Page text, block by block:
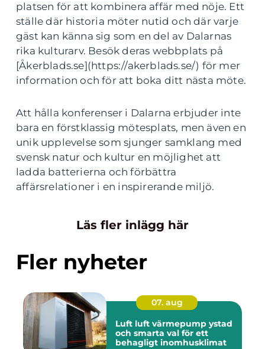
platsen för att kombinera affär med nöje. Ett
ställe där historia möter nutid och där varje
gäst kan känna sig som en del av Dalarnas
rika kulturarv. Besök deras webbplats på
[Åkerblads.se](https://akerblads.se/) för mer
information och för att boka ditt nästa möte.
Att hålla konferenser i Dalarna erbjuder inte
bara en förstklassig mötesplats, men även en
unik upplevelse som sjunger samklang med
svensk natur och kultur en möjlighet att
ladda batterierna och förbättra
affärsrelationer i en inspirerande miljö.
Läs fler inlägg här
Fler nyheter
07. aug
Luft luft värmepump ystad
och smarta val för ett
behagligt inomhusklimat